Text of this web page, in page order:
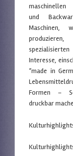
und
Maschinen,
Interesse,
“made in
Formen –
druckbar